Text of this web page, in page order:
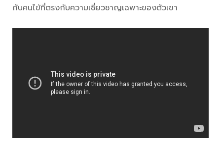
กับคนไข้ที่ตรงกับความเชี่ยวชาญเฉพาะของตัวเขา